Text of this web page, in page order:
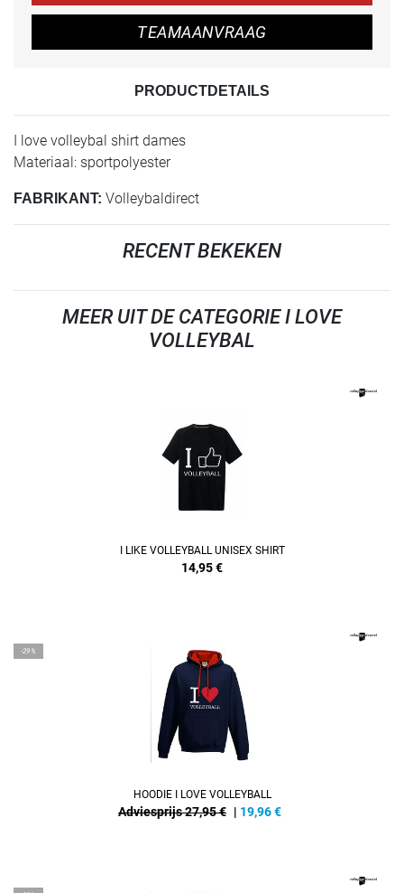
TEAMAANVRAAG
PRODUCTDETAILS
I love volleybal shirt dames
Materiaal: sportpolyester
FABRIKANT: Volleybaldirect
RECENT BEKEKEN
MEER UIT DE CATEGORIE I LOVE
VOLLEYBAL
I LIKE VOLLEYBALL UNISEX SHIRT
14,95€
-29%
HOODIE I LOVE VOLLEYBALL
Adviesprijs 27,95 € | 19,96€